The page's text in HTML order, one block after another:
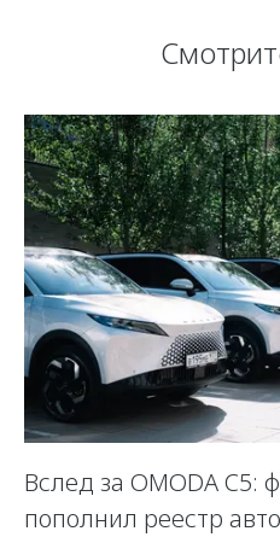
Вслед за OMODA C5:
пополнил реестр